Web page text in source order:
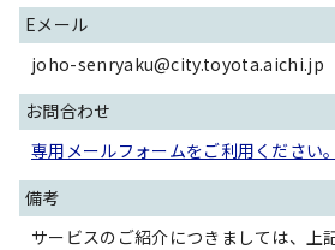
Eメール
joho-senryaku@city.toyota.aichi.jp
お問合わせ
専用メールフォームをご利用ください。
備考
サービスのご紹介につきましては、上